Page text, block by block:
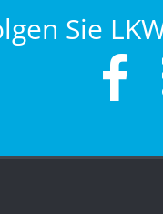
Sie